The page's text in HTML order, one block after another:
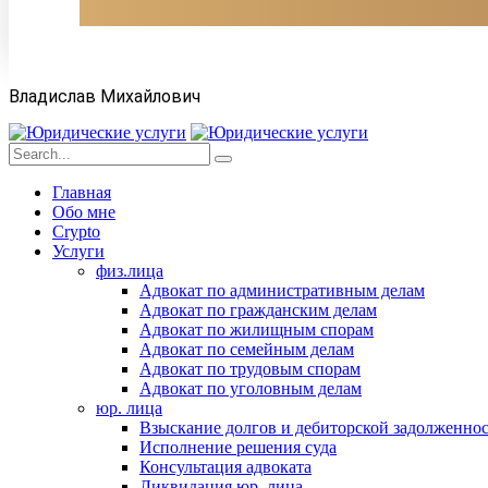
Корзун
Владислав Михайлович
Главная
Обо мне
Crypto
Услуги
физ.лица
Адвокат по административным делам
Адвокат по гражданским делам
Адвокат по жилищным спорам
Адвокат по семейным делам
Адвокат по трудовым спорам
Адвокат по уголовным делам
юр. лица
Взыскание долгов и дебиторской
Исполнение решения суда
Консультация адвоката